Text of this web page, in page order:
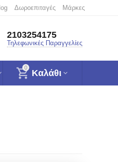
Δωροεπιταγές Μάρκες
2103254175
Τηλεφωνικές Παραγγελίες
0
Καλάθι